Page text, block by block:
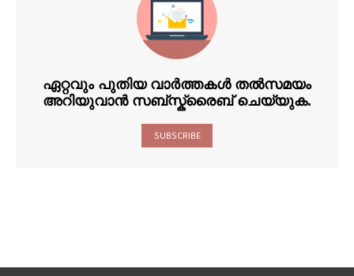
ഏറ്റവും പുതിയ വാർത്തകൾ തൽസമയം
അറിയുവാൻ സബ്സ്ക്രൈബ് ചെയ്യുക.
SUBSCRIBE